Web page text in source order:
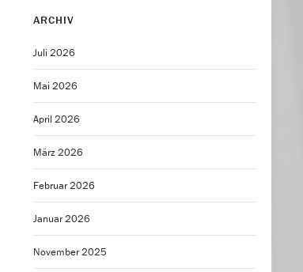
ARCHIV
Juli 2026
Mai 2026
April 2026
März 2026
Februar 2026
Januar 2026
November 2025